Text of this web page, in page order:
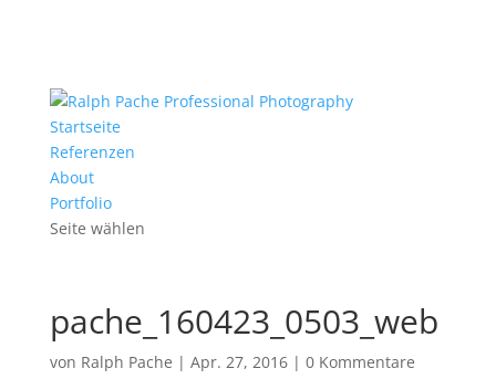
Startseite
Referenzen
About
Portfolio
Seite wählen
pache_160423_0503_web
von Ralph Pache | Apr. 27, 2016| 0 Kommentare